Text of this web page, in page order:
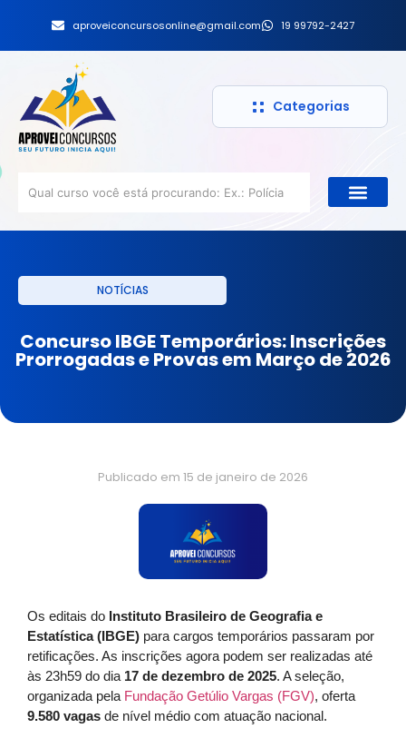
aproveiconcursosonline@gmail.com 19 99792-2427
Categorias
NOTÍCIAS
Concurso IBGE Temporários: Inscrições
Prorrogadas e Provas em Março de 2026
Publicado em 15 de janeiro de 2026
Os editais do Instituto Brasileiro de Geografia e
Estatística (IBGE) para cargos temporários passaram por
retificações. As inscrições agora podem ser realizadas até
às 23h59 do dia 17 de dezembro de 2025. A seleção,
organizada pela Fundação Getúlio Vargas (FGV), oferta
9.580 vagas de nível médio com atuação nacional.